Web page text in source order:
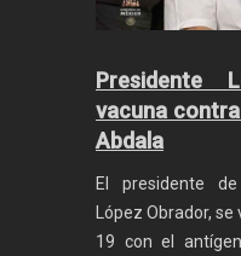
Presidente
vacuna
Abdala
El presidente
López Obrador,
19 con el